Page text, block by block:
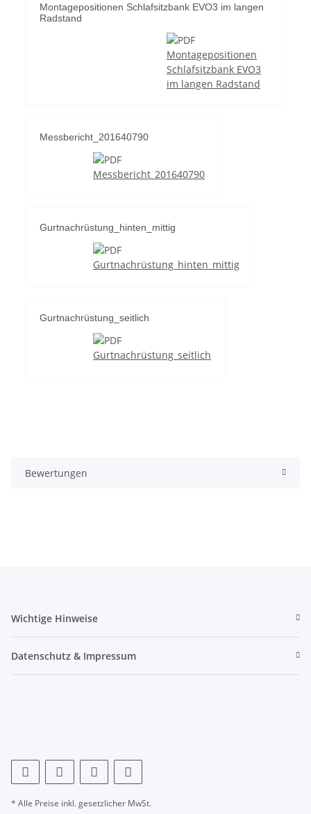
Montagepositionen Schlafsitzbank EVO3 im langen
Radstand
Montagepositionen
Schlafsitzbank EVO3
im langen Radstand
Messbericht_201640790
Messbericht_201640790
Gurtnachrüstung_hinten_mittig
Gurtnachrüstung_hinten_mittig
Gurtnachrüstung_seitlich
Gurtnachrüstung_seitlich
Bewertungen
Wichtige Hinweise
Datenschutz & Impressum
* Alle Preise inkl. gesetzlicher MwSt.